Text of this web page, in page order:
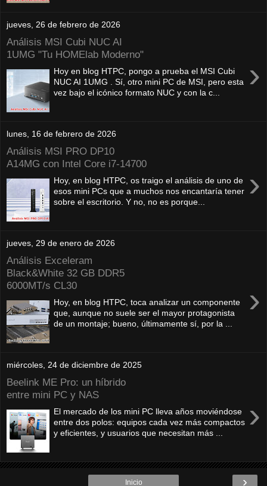
jueves, 26 de febrero de 2026
Análisis MSI Cubi NUC AI
1UMG "Tu HOMElab Moderno"
›
Hoy en blog HTPC, pongo a prueba el MSI Cubi
NUC AI 1UMG . Sí, otro mini PC de MSI, pero esta
vez bajo el icónico formato NUC y con la c...
lunes, 16 de febrero de 2026
Análisis MSI PRO DP10
A14MG con Intel Core i7-14700
›
Hoy, en blog HTPC, os traigo el análisis de uno de
esos mini PCs que a muchos nos encantaría tener
sobre el escritorio. Y no, no es porque...
jueves, 29 de enero de 2026
Análisis Exceleram
Black&White 32 GB DDR5
6000MT/s CL30
›
Hoy, en blog HTPC, toca analizar un componente
que, aunque no suele ser el mayor protagonista
de un montaje; bueno, últimamente sí, por la ...
miércoles, 24 de diciembre de 2025
Beelink ME Pro: un híbrido
entre mini PC y NAS
›
El mercado de los mini PC lleva años moviéndose
entre dos polos: equipos cada vez más compactos
y eficientes, y usuarios que necesitan más ...
›
Inicio